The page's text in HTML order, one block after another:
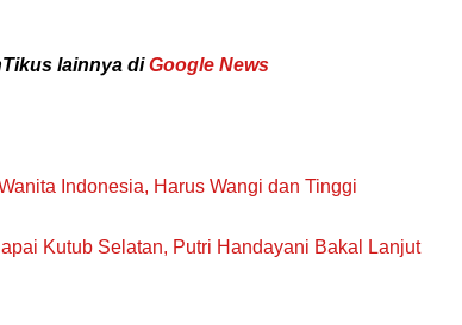
lainnya diGoogle News
Indonesia, Harus Wangi dan Tinggi
Kutub Selatan, Putri Handayani Bakal Lanjut